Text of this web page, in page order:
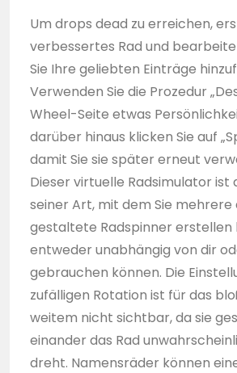
Um drops dead zu erreichen,
verbessertes Rad und
Sie Ihre geliebten Einträge
Verwenden Sie die Prozedur
Wheel-Seite etwas
darüber hinaus klicken Sie auf
damit Sie sie später erneut
Dieser virtuelle Radsimulator ist
seiner Art, mit dem Sie mehrere
gestaltete Radspinner erstellen
entweder unabhängig von dir
gebrauchen können. Die
zufälligen Rotation ist für das
weitem nicht sichtbar, da sie
einander das Rad
dreht. Namensräder können